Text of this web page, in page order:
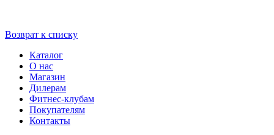
Возврат к списку
Каталог
О нас
Магазин
Дилерам
Фитнес-клубам
Покупателям
Контакты